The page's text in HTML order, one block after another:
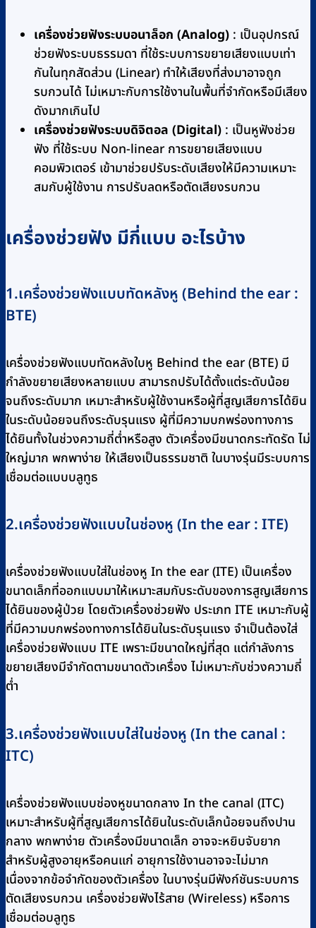
เครื่องช่วยฟังระบบอนาล็อก (Analog) : เป็นอุปกรณ์
ช่วยฟังระบบธรรมดา ที่ใช้ระบบการขยายเสียงแบบเท่า
กันในทุกสัดส่วน (Linear) ทำให้เสียงที่ส่งมาอาจถูก
รบกวนได้ ไม่เหมาะกับการใช้งานในพื้นที่จำกัดหรือมีเสียง
ดังมากเกินไป
เครื่องช่วยฟังระบบดิจิตอล (Digital) : เป็นหูฟังช่วย
ฟัง ที่ใช้ระบบ Non-linear การขยายเสียงแบบ
คอมพิวเตอร์ เข้ามาช่วยปรับระดับเสียงให้มีความเหมาะ
สมกับผู้ใช้งาน การปรับลดหรือตัดเสียงรบกวน
เครื่องช่วยฟัง มีกี่แบบ อะไรบ้าง
1.เครื่องช่วยฟังแบบทัดหลังหู (Behind the ear :
BTE)
เครื่องช่วยฟังแบบทัดหลังใบหู Behind the ear (BTE) มี
กำลังขยายเสียงหลายแบบ สามารถปรับได้ตั้งแต่ระดับน้อย
จนถึงระดับมาก เหมาะสำหรับผู้ใช้งานหรือผู้ที่สูญเสียการได้ยิน
ในระดับน้อยจนถึงระดับรุนแรง ผู้ที่มีความบกพร่องทางการ
ได้ยินทั้งในช่วงความถี่ต่ำหรือสูง ตัวเครื่องมีขนาดกระทัดรัด ไม่
ใหญ่มาก พกพาง่าย ให้เสียงเป็นธรรมชาติ ในบางรุ่นมีระบบการ
เชื่อมต่อแบบบลูทูธ
2.เครื่องช่วยฟังแบบในช่องหู (In the ear : ITE)
เครื่องช่วยฟังแบบใส่ในช่องหู In the ear (ITE) เป็นเครื่อง
ขนาดเล็กที่ออกแบบมาให้เหมาะสมกับระดับของการสูญเสียการ
ได้ยินของผู้ป่วย โดยตัวเครื่องช่วยฟัง ประเภท ITE เหมาะกับผู้
ที่มีความบกพร่องทางการได้ยินในระดับรุนแรง จำเป็นต้องใส่
เครื่องช่วยฟังแบบ ITE เพราะมีขนาดใหญ่ที่สุด แต่กำลังการ
ขยายเสียงมีจำกัดตามขนาดตัวเครื่อง ไม่เหมาะกับช่วงความถี่
ต่ำ
3.เครื่องช่วยฟังแบบใส่ในช่องหู (In the canal :
ITC)
เครื่องช่วยฟังแบบช่องหูขนาดกลาง In the canal (ITC)
เหมาะสำหรับผู้ที่สูญเสียการได้ยินในระดับเล็กน้อยจนถึงปาน
กลาง พกพาง่าย ตัวเครื่องมีขนาดเล็ก อาจจะหยิบจับยาก
สำหรับผู้สูงอายุหรือคนแก่ อายุการใช้งานอาจจะไม่มาก
เนื่องจากข้อจำกัดของตัวเครื่อง ในบางรุ่นมีฟังก์ชันระบบการ
ตัดเสียงรบกวน เครื่องช่วยฟังไร้สาย (Wireless) หรือการ
เชื่อมต่อบลูทูธ